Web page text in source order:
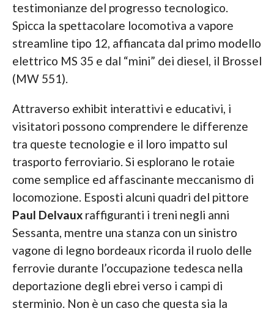
testimonianze del progresso tecnologico.
Spicca la spettacolare locomotiva a vapore
streamline tipo 12, affiancata dal primo modello
elettrico MS 35 e dal “mini” dei diesel, il Brossel
(MW 551).
Attraverso exhibit interattivi e educativi, i
visitatori possono comprendere le differenze
tra queste tecnologie e il loro impatto sul
trasporto ferroviario. Si esplorano le rotaie
come semplice ed affascinante meccanismo di
locomozione. Esposti alcuni quadri del pittore
Paul Delvauxraffiguranti i treni negli anni
Sessanta, mentre una stanza con un sinistro
vagone di legno bordeaux ricorda il ruolo delle
ferrovie durante l’occupazione tedesca nella
deportazione degli ebrei verso i campi di
sterminio. Non è un caso che questa sia la